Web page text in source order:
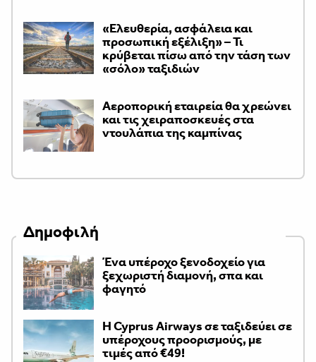
«Ελευθερία, ασφάλεια και
προσωπική εξέλιξη» – Τι
κρύβεται πίσω από την τάση των
«σόλο» ταξιδιών
Αεροπορική εταιρεία θα χρεώνει
και τις χειραποσκευές στα
ντουλάπια της καμπίνας
Δημοφιλή
Ένα υπέροχο ξενοδοχείο για
ξεχωριστή διαμονή, σπα και
φαγητό
H Cyprus Airways σε ταξιδεύει σε
υπέροχους προορισμούς, με
τιμές από €49!